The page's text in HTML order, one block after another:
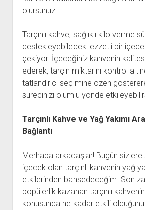
olursunuz.
Tarçınlı kahve, sağlıklı kilo verme
destekleyebilecek lezzetli bir
çekiyor. İçeceğiniz kahvenin
ederek, tarçın miktarını kontrol
tatlandırıcı seçimine özen
sürecinizi olumlu yönde
Tarçınlı Kahve ve Yağ Yakımı
Bağlantı
Merhaba arkadaşlar! Bugün sizlere
içecek olan tarçınlı kahvenin yağ
etkilerinden bahsedeceğim. Son
popülerlik kazanan tarçınlı
konusunda ne kadar etkili